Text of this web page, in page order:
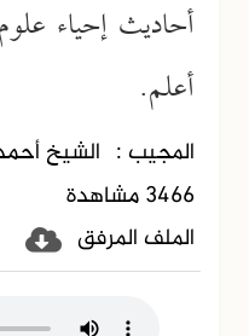
أحاديث إحياء
أعلم.
المجيب : الشيخ
3466 مشاهدة
الملف المرفق